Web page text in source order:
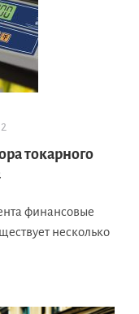
токарного
финансовые
несколько